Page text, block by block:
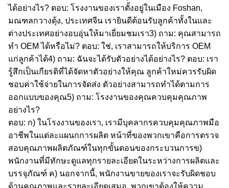
ได้อย่างไร? ตอบ: โรงงานของเราตั้งอยู่ในเมือง Foshan,
มณฑลกวางตุ้ง, ประเทศจีน เรายินดีต้อนรับลูกค้าทั้งในและ
ต่างประเทศอย่างอบอุ่นให้มาเยี่ยมชมเรา3) ถาม: คุณสามารถ
ทำ OEM ได้หรือไม่? ตอบ: ใช่, เราสามารถให้บริการ OEM
แก่ลูกค้าได้4) ถาม: ฉันจะได้รับตัวอย่างได้อย่างไร? ตอบ: เรา
รู้สึกเป็นเกียรติที่ได้จัดหาตัวอย่างให้คุณ ลูกค้าใหม่ควรรับผิด
ชอบค่าใช้จ่ายในการจัดส่ง ตัวอย่างสามารถทำได้ตามการ
ออกแบบของคุณ5) ถาม: โรงงานของคุณควบคุมคุณภาพ
อย่างไร?
ตอบ: ก) ในโรงงานของเรา, เรามีบุคลากรควบคุมคุณภาพมือ
อาชีพในแต่ละแผนกการผลิต หน้าที่ของพวกเขาคือการตรวจ
สอบคุณภาพผลิตภัณฑ์ในทุกขั้นตอนของกระบวนการข)
พนักงานที่มีทักษะดูแลทุกรายละเอียดในระหว่างการผลิตและ
บรรจุภัณฑ์ ค) นอกจากนี้, พนักงานขายของเราจะรับผิดชอบ
ด้านคุณภาพและรายละเอียดเสมอ, พวกเขาต้องให้ความ